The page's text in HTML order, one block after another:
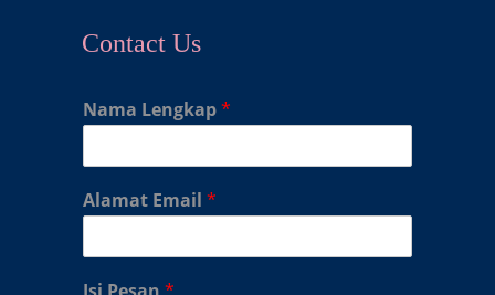
Contact Us
Nama Lengkap*
Alamat Email *